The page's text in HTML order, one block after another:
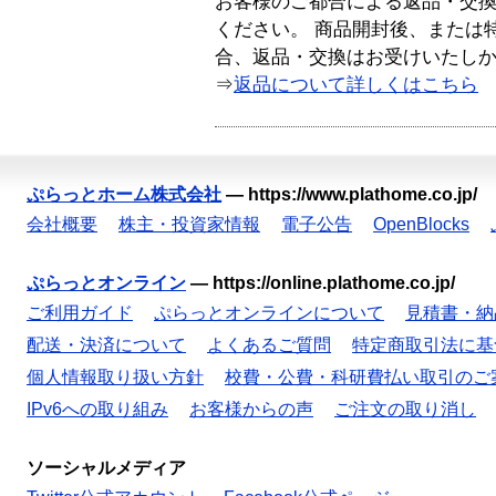
ください。 商品開封後、または
合、返品・交換はお受けいたし
⇒返品について詳しくはこちら
ぷらっとホーム株式会社 — https://www.plathome.co.jp/
会社概要
株主・投資家情報 電子公告 OpenBlocks
ぷらっとオンライン — https://online.plathome.co.jp/
ご利用ガイド
ぷらっとオンラインについて
見積書・
配送・決済について
よくあるご質問
特定商取引法に
個人情報取り扱い方針
校費・公費・科研費払い取引のご
IPv6への取り組み
お客様からの声 ご注文の取り消し
ソーシャルメディア